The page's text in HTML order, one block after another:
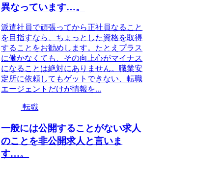
異なっています…。
派遣社員で頑張ってから正社員なること
を目指すなら、ちょっとした資格を取得
することをお勧めします。たとえプラス
に働かなくても、その向上心がマイナス
になることは絶対にありません。職業安
定所に依頼してもゲットできない、転職
エージェントだけが情報を...
転職
一般には公開することがない求人
のことを非公開求人と言いま
す…。